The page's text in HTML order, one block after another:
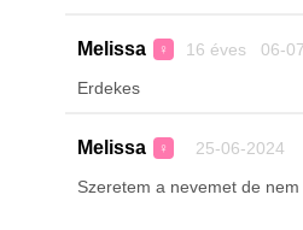
Melissa ♀ 16 éves 06-
Erdekes
Melissa ♀ 25-06-2024
Szeretem a nevemet de